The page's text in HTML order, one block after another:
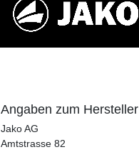
Angaben zum Hersteller
Jako AG
Amtstrasse 82